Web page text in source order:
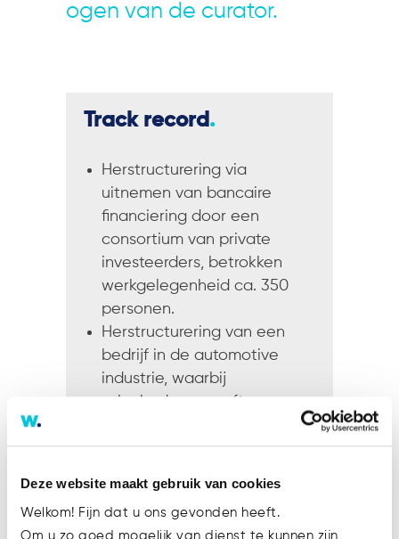
Deze website maakt gebruik van cookies
Welkom! Fijn dat u ons gevonden heeft.
Om u zo goed mogelijk van dienst te kunnen zijn,
ogen van de curator.
Track record .
Herstructurering via
uitnemen van bancaire
financiering door een
consortium van private
investeerders, betrokken
werkgelegenheid ca. 350
personen.
Herstructurering van een
bedrijf in de automotive
industrie, waarbij
zekerheden op software
Herstructurering van een
medische industrie met een
dealwaarde van ca. € 22